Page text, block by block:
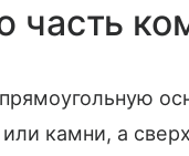
камни, а